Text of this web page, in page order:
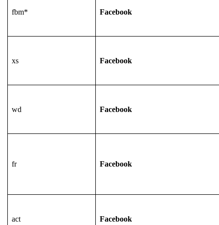
fbm* Facebook
xs Facebook
wd Facebook
fr Facebook
act Facebook